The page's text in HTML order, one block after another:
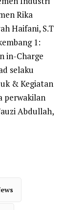
Rika
Haifani, S.T
1:
in-Charge
selaku
& Kegiatan
perwakilan
Abdullah,